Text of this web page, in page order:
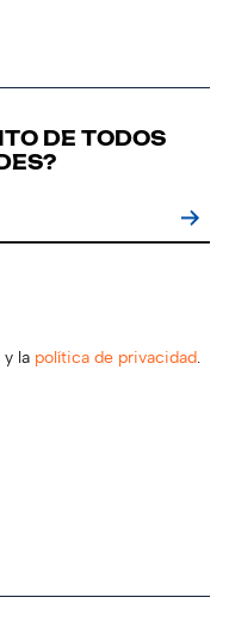
DE TODOS
y la política de privacidad